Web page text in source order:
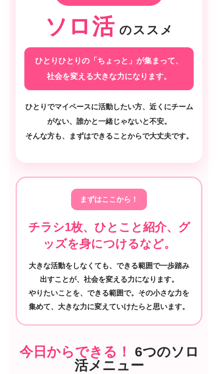
ソロ活 のススメ
ひとりひとりの「ちょっと」が集まって、
社会を変える大きな力になります。
ひとりでマイペースに活動したい方、近くにチーム
がない、誰かと一緒じゃないと不安。
そんな方も、まずはできることからで大丈夫です。
まずはここから！
チラシ1枚、ひとこと紹介、グ
ッズを身につけるなど。
大きな活動をしなくても、できる範囲で一歩踏み
出すことが、社会を変える力になります。
やりたいことを、できる範囲で。その小さな力を
集めて、大きな力に変えていけたらと思います。
今日からできる！
6つのソロ
活メニュー